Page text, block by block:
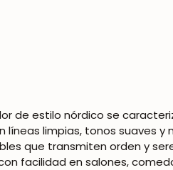
de estilo nórdico se
líneas limpias, tonos suaves y
que transmiten orden y
facilidad en salones,